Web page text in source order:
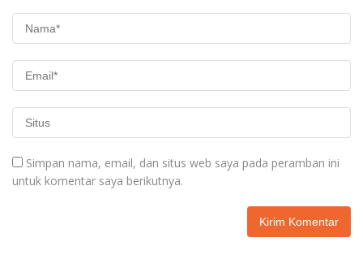
Simpan nama, email, dan situs web saya pada peramban ini
untuk komentar saya berikutnya.